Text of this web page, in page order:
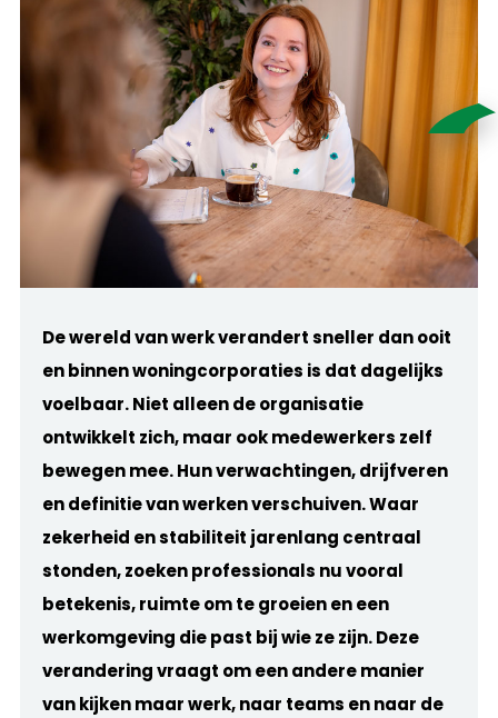
De wereld van werk verandert sneller dan ooit
en binnen woningcorporaties is dat dagelijks
voelbaar. Niet alleen de organisatie
ontwikkelt zich, maar ook medewerkers zelf
bewegen mee. Hun verwachtingen, drijfveren
en definitie van werken verschuiven. Waar
zekerheid en stabiliteit jarenlang centraal
stonden, zoeken professionals nu vooral
betekenis, ruimte om te groeien en een
werkomgeving die past bij wie ze zijn. Deze
verandering vraagt om een andere manier
van kijken maar werk, naar teams en naar de